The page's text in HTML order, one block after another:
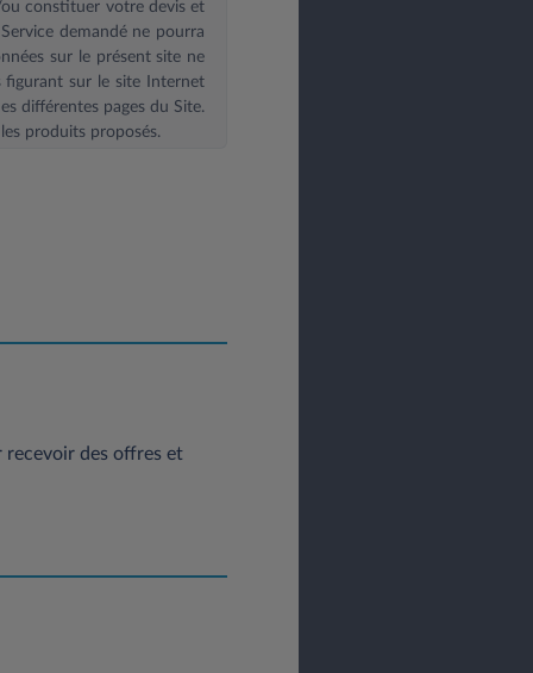
ou constituer votre devis et
demandé ne pourra
sur le présent site ne
figurant sur le site Internet
différentes pages du Site.
produits proposés.
recevoir des offres et